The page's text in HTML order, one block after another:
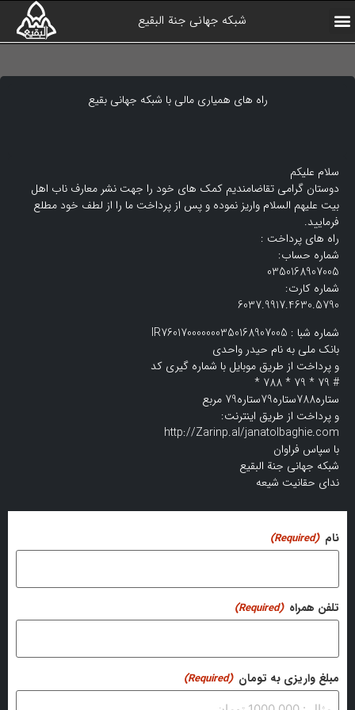
شبکه جهانی جنة البقیع
راه های همیاری مالی با شبکه جهانی بقیع
سلام علیکم
دوستان گرامی تقاضامندیم کمک های خود را جهت نشر معارف ناب اهل
بیت علیهم السلام واریز نموده و پس از پرداخت ما را از لطف خود مطلع
فرمایید.
راه های پرداخت :
شماره حساب:
0350168907005
شماره کارت:
6037.9917.4630.5790
شماره شبا : IR760170000000350168907005
بانک ملی به نام حیدر واحدی
و پرداخت از طریق موبایل با شماره گیری کد
# 79 * 79 * 788 *
ستاره788ستاره79ستاره79 مربع
و پرداخت از طریق اینترنت:
http://Zarinp.al/janatolbaghie.com
با سپاس فراوان
شبکه جهانی جنة البقیع
ندای حقانیت شیعه
نام (Required)
تلفن همراه (Required)
مبلغ واریزی به تومان (Required)